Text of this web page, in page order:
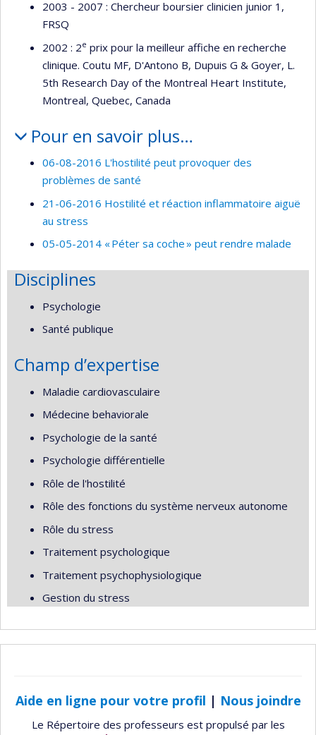
2003 - 2007 : Chercheur boursier clinicien junior 1,
FRSQ
2002 : 2e prix pour la meilleur affiche en recherche
clinique. Coutu MF, D'Antono B, Dupuis G & Goyer, L.
5th Research Day of the Montreal Heart Institute,
Montreal, Quebec, Canada
Pour en savoir plus…
06-08-2016 L'hostilité peut provoquer des
problèmes de santé
21-06-2016 Hostilité et réaction inflammatoire aiguë
au stress
05-05-2014 « Péter sa coche » peut rendre malade
Disciplines
Psychologie
Santé publique
Champ d’expertise
Maladie cardiovasculaire
Médecine behaviorale
Psychologie de la santé
Psychologie différentielle
Rôle de l'hostilité
Rôle des fonctions du système nerveux autonome
Rôle du stress
Traitement psychologique
Traitement psychophysiologique
Gestion du stress
Aide en ligne pour votre profil | Nous joindre
Le Répertoire des professeurs est propulsé par les